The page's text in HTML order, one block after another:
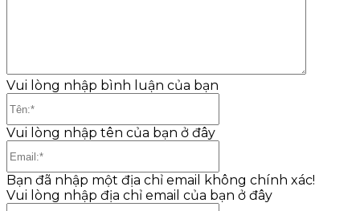
Vui lòng nhập bình luận của bạn
Vui lòng nhập tên của bạn ở đây
Bạn đã nhập một địa chỉ email không chính xác!
Vui lòng nhập địa chỉ email của bạn ở đây